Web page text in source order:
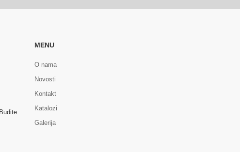
MENU
O nama
Novosti
Kontakt
Katalozi
Galerija